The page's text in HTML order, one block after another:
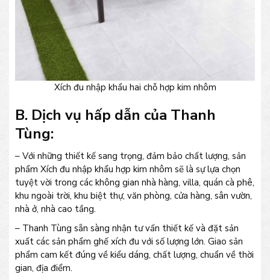
Xích đu nhập khẩu hai chỗ hợp kim nhôm
B. Dịch vụ hấp dẫn của Thanh
Tùng:
– Với những thiết kế sang trọng, đảm bảo chất lượng, sản
phẩm Xích đu nhập khẩu hợp kim nhôm sẽ là sự lựa chọn
tuyệt vời trong các không gian nhà hàng, villa, quán cà phê,
khu ngoài trời, khu biệt thự, văn phòng, cửa hàng, sân vườn,
nhà ở, nhà cao tầng.
– Thanh Tùng sẵn sàng nhận tư vấn thiết kế và đặt sản
xuất các sản phẩm ghế xích đu với số lượng lớn. Giao sản
phẩm cam kết đúng về kiểu dáng, chất lượng, chuẩn về thời
gian, địa điểm.